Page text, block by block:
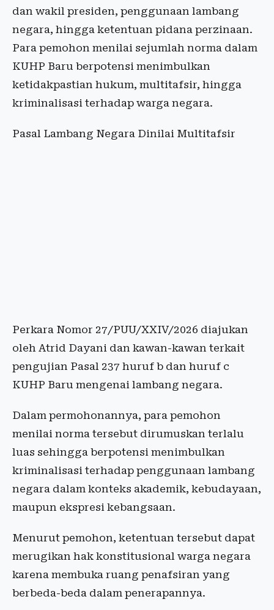
dan wakil presiden, penggunaan lambang
negara, hingga ketentuan pidana perzinaan.
Para pemohon menilai sejumlah norma dalam
KUHP Baru berpotensi menimbulkan
ketidakpastian hukum, multitafsir, hingga
kriminalisasi terhadap warga negara.
Pasal Lambang Negara Dinilai Multitafsir
Perkara Nomor 27/PUU/XXIV/2026 diajukan
oleh Atrid Dayani dan kawan-kawan terkait
pengujian Pasal 237 huruf b dan huruf c
KUHP Baru mengenai lambang negara.
Dalam permohonannya, para pemohon
menilai norma tersebut dirumuskan terlalu
luas sehingga berpotensi menimbulkan
kriminalisasi terhadap penggunaan lambang
negara dalam konteks akademik, kebudayaan,
maupun ekspresi kebangsaan.
Menurut pemohon, ketentuan tersebut dapat
merugikan hak konstitusional warga negara
karena membuka ruang penafsiran yang
berbeda-beda dalam penerapannya.